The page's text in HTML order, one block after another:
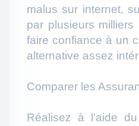
malus sur internet,
par plusieurs
faire confiance à un
alternative assez
Comparer les
Réalisez à l'aide